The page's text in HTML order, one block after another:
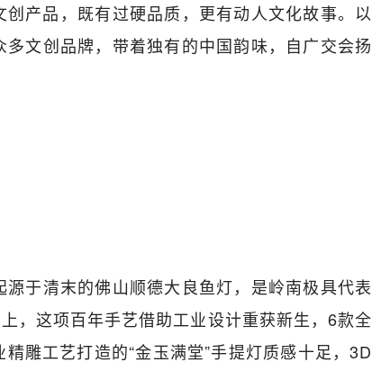
产品，既有过硬品质，更有动人文化故事。以
文创品牌，带着独有的中国韵味，自广交会扬
于清末的佛山顺德大良鱼灯，是岭南极具代表
，这项百年手艺借助工业设计重获新生，6款全
雕工艺打造的“金玉满堂”手提灯质感十足，3D